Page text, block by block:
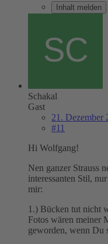
Inhalt melden
Schakal
Gast
21. Dezember
#11
Hi Wolfgang!
Nen ganzer Strauss
interessanten Stil,
mir:
1.) Bücken tut nicht
Fotos wären meiner
geworden, wenn Du